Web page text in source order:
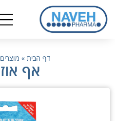
דף הבית » מוצרים
אף